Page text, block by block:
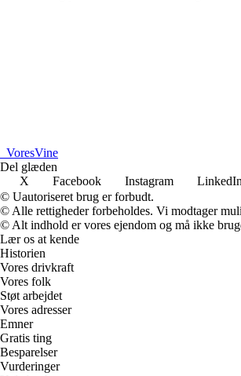
VoresVine
Del glæden
X
Facebook Instagram LinkedIn
© Uautoriseret brug er forbudt.
© Alle rettigheder forbeholdes. Vi modtager
© Alt indhold er vores ejendom og må ikke
Lær os at kende
Historien
Vores drivkraft
Vores folk
Støt arbejdet
Vores adresser
Emner
Gratis ting
Besparelser
Vurderinger